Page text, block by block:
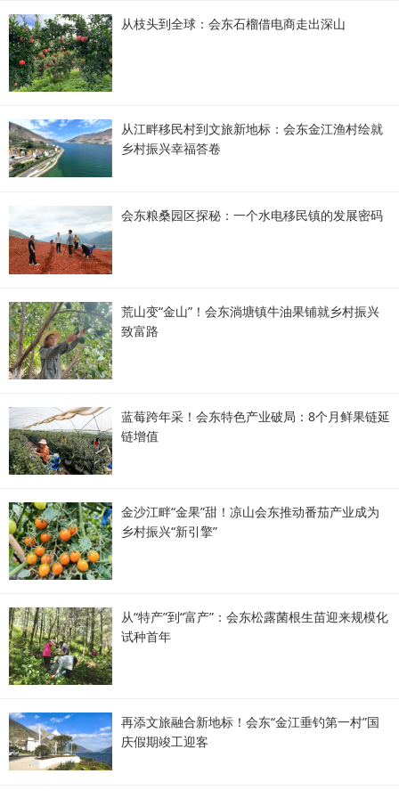
从枝头到全球：会东石榴借电商走出深山
从江畔移民村到文旅新地标：会东金江渔村绘就
乡村振兴幸福答卷
会东粮桑园区探秘：一个水电移民镇的发展密码
荒山变“金山”！会东淌塘镇牛油果铺就乡村振兴
致富路
蓝莓跨年采！会东特色产业破局：8个月鲜果链延
链增值
金沙江畔“金果”甜！凉山会东推动番茄产业成为
乡村振兴“新引擎”
从“特产”到“富产”：会东松露菌根生苗迎来规模化
试种首年
再添文旅融合新地标！会东“金江垂钓第一村”国
庆假期竣工迎客